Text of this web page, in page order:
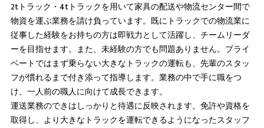
2tトラック・4tトラックを用いて家具の配送や物流センター間で
物資を運ぶ業務を請け負っています。既にトラックでの物流業に
従事した経験をお持ちの方は即戦力として活躍し、チームリーダ
ーを目指せます。また、未経験の方でも問題ありません。プライ
ベートではまず乗らない大きなトラックの運転も、先輩のスタッ
フが慣れるまで付き添って指導します。業務の中で手に職をつ
け、一人前の職人に向けて成長できます。
運送業務のできはしっかりと待遇に反映されます。免許や資格を
取得し、より大きなトラックを運転できるようになったスタッフ